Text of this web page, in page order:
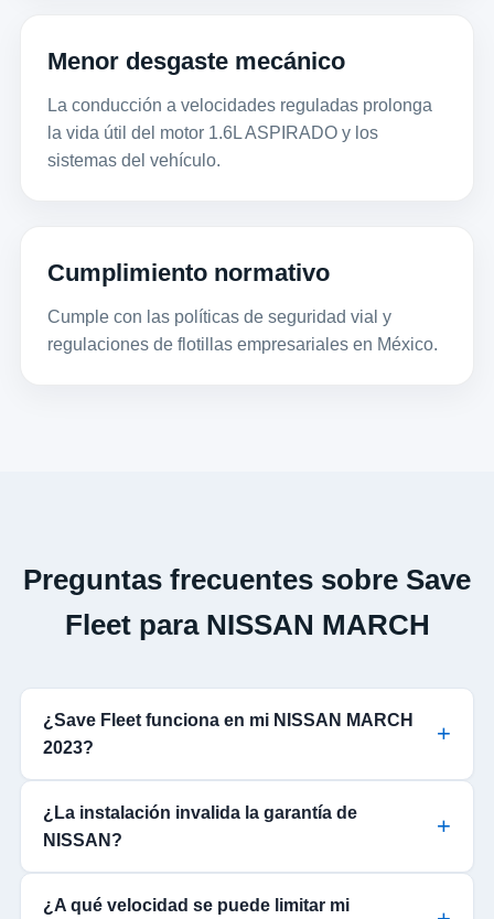
Menor desgaste mecánico
La conducción a velocidades reguladas prolonga
la vida útil del motor 1.6L ASPIRADO y los
sistemas del vehículo.
Cumplimiento normativo
Cumple con las políticas de seguridad vial y
regulaciones de flotillas empresariales en México.
Preguntas frecuentes sobre Save
Fleet para NISSAN MARCH
¿Save Fleet funciona en mi NISSAN MARCH
2023?
¿La instalación invalida la garantía de
NISSAN?
¿A qué velocidad se puede limitar mi